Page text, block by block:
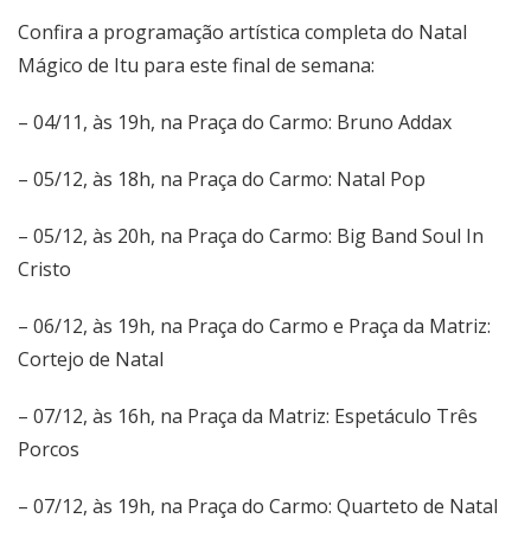
Confira a programação artística completa do Natal
Mágico de Itu para este final de semana:
– 04/11, às 19h, na Praça do Carmo: Bruno Addax
– 05/12, às 18h, na Praça do Carmo: Natal Pop
– 05/12, às 20h, na Praça do Carmo: Big Band Soul In
Cristo
– 06/12, às 19h, na Praça do Carmo e Praça da Matriz:
Cortejo de Natal
– 07/12, às 16h, na Praça da Matriz: Espetáculo Três
Porcos
– 07/12, às 19h, na Praça do Carmo: Quarteto de Natal